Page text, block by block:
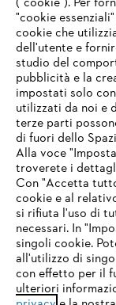
IHR
Sie nutzen einen
eine optimale
einem der
firefox
"cookie
cookie che
dell'utente e
studio del
pubblicità e la
impostati solo
utilizzati da noi e
terze parti
di fuori dello
Alla voce
troverete i
Con "Accetta
cookie e al
si rifiuta l'uso di
necessari. In
singoli cookie.
all'utilizzo di
con effetto per il
ulteriori